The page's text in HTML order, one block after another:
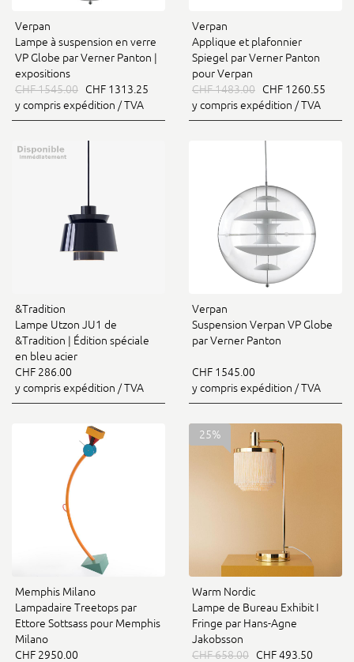
Verpan
Lampe à suspension en verre
VP Globe par Verner Panton |
expositions
CHF 1545.00 CHF 1313.25
y compris expédition / TVA
Verpan
Applique et plafonnier
Spiegel par Verner Panton
pour Verpan
CHF 1483.00 CHF 1260.55
y compris expédition / TVA
&Tradition
Lampe Utzon JU1 de
&Tradition | Édition spéciale
en bleu acier
CHF 286.00
y compris expédition / TVA
Verpan
Suspension Verpan VP Globe
par Verner Panton
CHF 1545.00
y compris expédition / TVA
Memphis Milano
Lampadaire Treetops par
Ettore Sottsass pour Memphis
Milano
CHF 2950.00
25%
Warm Nordic
Lampe de Bureau Exhibit I
Fringe par Hans-Agne
Jakobsson
CHF 658.00 CHF 493.50